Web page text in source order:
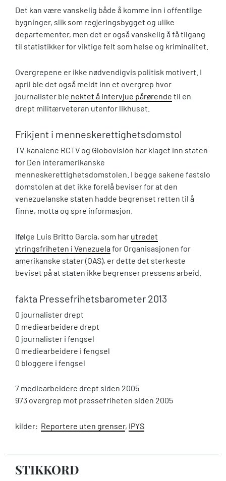
Det kan være vanskelig både å komme inn i offentlige
bygninger, slik som regjeringsbygget og ulike
departementer, men det er også vanskelig å få tilgang
til statistikker for viktige felt som helse og kriminalitet.
Overgrepene er ikke nødvendigvis politisk motivert. I
april ble det også meldt inn et overgrep hvor
journalister ble nektet å intervjue pårørende til en
drept militærveteran utenfor likhuset.
Frikjent i menneskerettighetsdomstol
TV-kanalene RCTV og Globovisión har klaget inn staten
for Den interamerikanske
menneskerettighetsdomstolen. I begge sakene fastslo
domstolen at det ikke forelå beviser for at den
venezuelanske staten hadde begrenset retten til å
finne, motta og spre informasjon.
Ifølge Luis Britto Garcia, som har utredet
ytringsfriheten i Venezuela for Organisasjonen for
amerikanske stater (OAS), er dette det sterkeste
beviset på at staten ikke begrenser pressens arbeid.
fakta Pressefrihetsbarometer 2013
0 journalister drept
0 mediearbeidere drept
0 journalister i fengsel
0 mediearbeidere i fengsel
0 bloggere i fengsel
7 mediearbeidere drept siden 2005
973 overgrep mot pressefriheten siden 2005
kilder: Reportere uten grenser, IPYS
STIKKORD